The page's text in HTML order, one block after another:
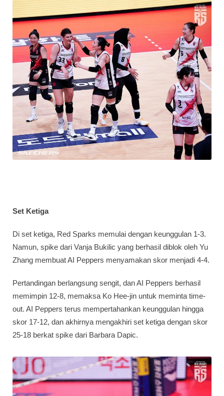
Set Ketiga
Di set ketiga, Red Sparks memulai dengan keunggulan 1-3.
Namun, spike dari Vanja Bukilic yang berhasil diblok oleh Yu
Zhang membuat AI Peppers menyamakan skor menjadi 4-4.
Pertandingan berlangsung sengit, dan AI Peppers berhasil
memimpin 12-8, memaksa Ko Hee-jin untuk meminta time-
out. AI Peppers terus mempertahankan keunggulan hingga
skor 17-12, dan akhirnya mengakhiri set ketiga dengan skor
25-18 berkat spike dari Barbara Dapic.